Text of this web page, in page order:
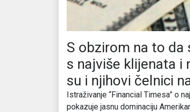
S obzirom na to da
s najviše klijenata i
su i njihovi čelnici
Istraživanje “Financial Timesa” o
pokazuje jasnu dominaciju